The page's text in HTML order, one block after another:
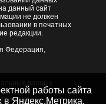
данный сайт
не должен
в печатных
редакции.
Федерация,
края
работы сайта
в Яндекс.Метрика,